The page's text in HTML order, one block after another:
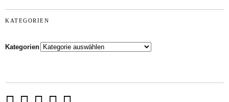
KATEGORIEN
Kategorien